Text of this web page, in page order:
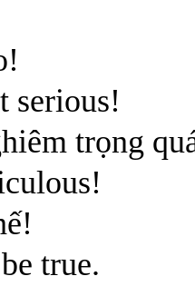
serious!
trọng
true.